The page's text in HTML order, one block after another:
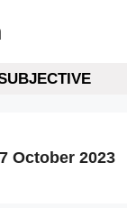
October 2023